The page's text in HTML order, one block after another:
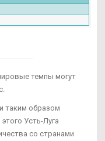
темпы могут
таким образом
Усть-Луга
со странами